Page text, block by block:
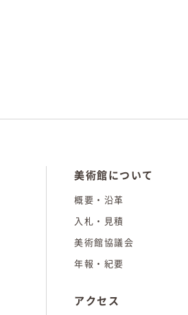
美術館について
概要・沿革
入札・見積
美術館協議会
年報・紀要
アクセス